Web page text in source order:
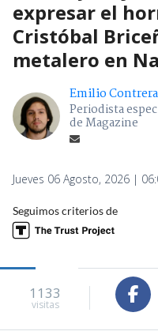
expresar el
Cristóbal
metalero en
Emilio
Periodista
de Magazine
Jueves 06 Agosto, 2026 |
Seguimos criterios de
1133
visitas